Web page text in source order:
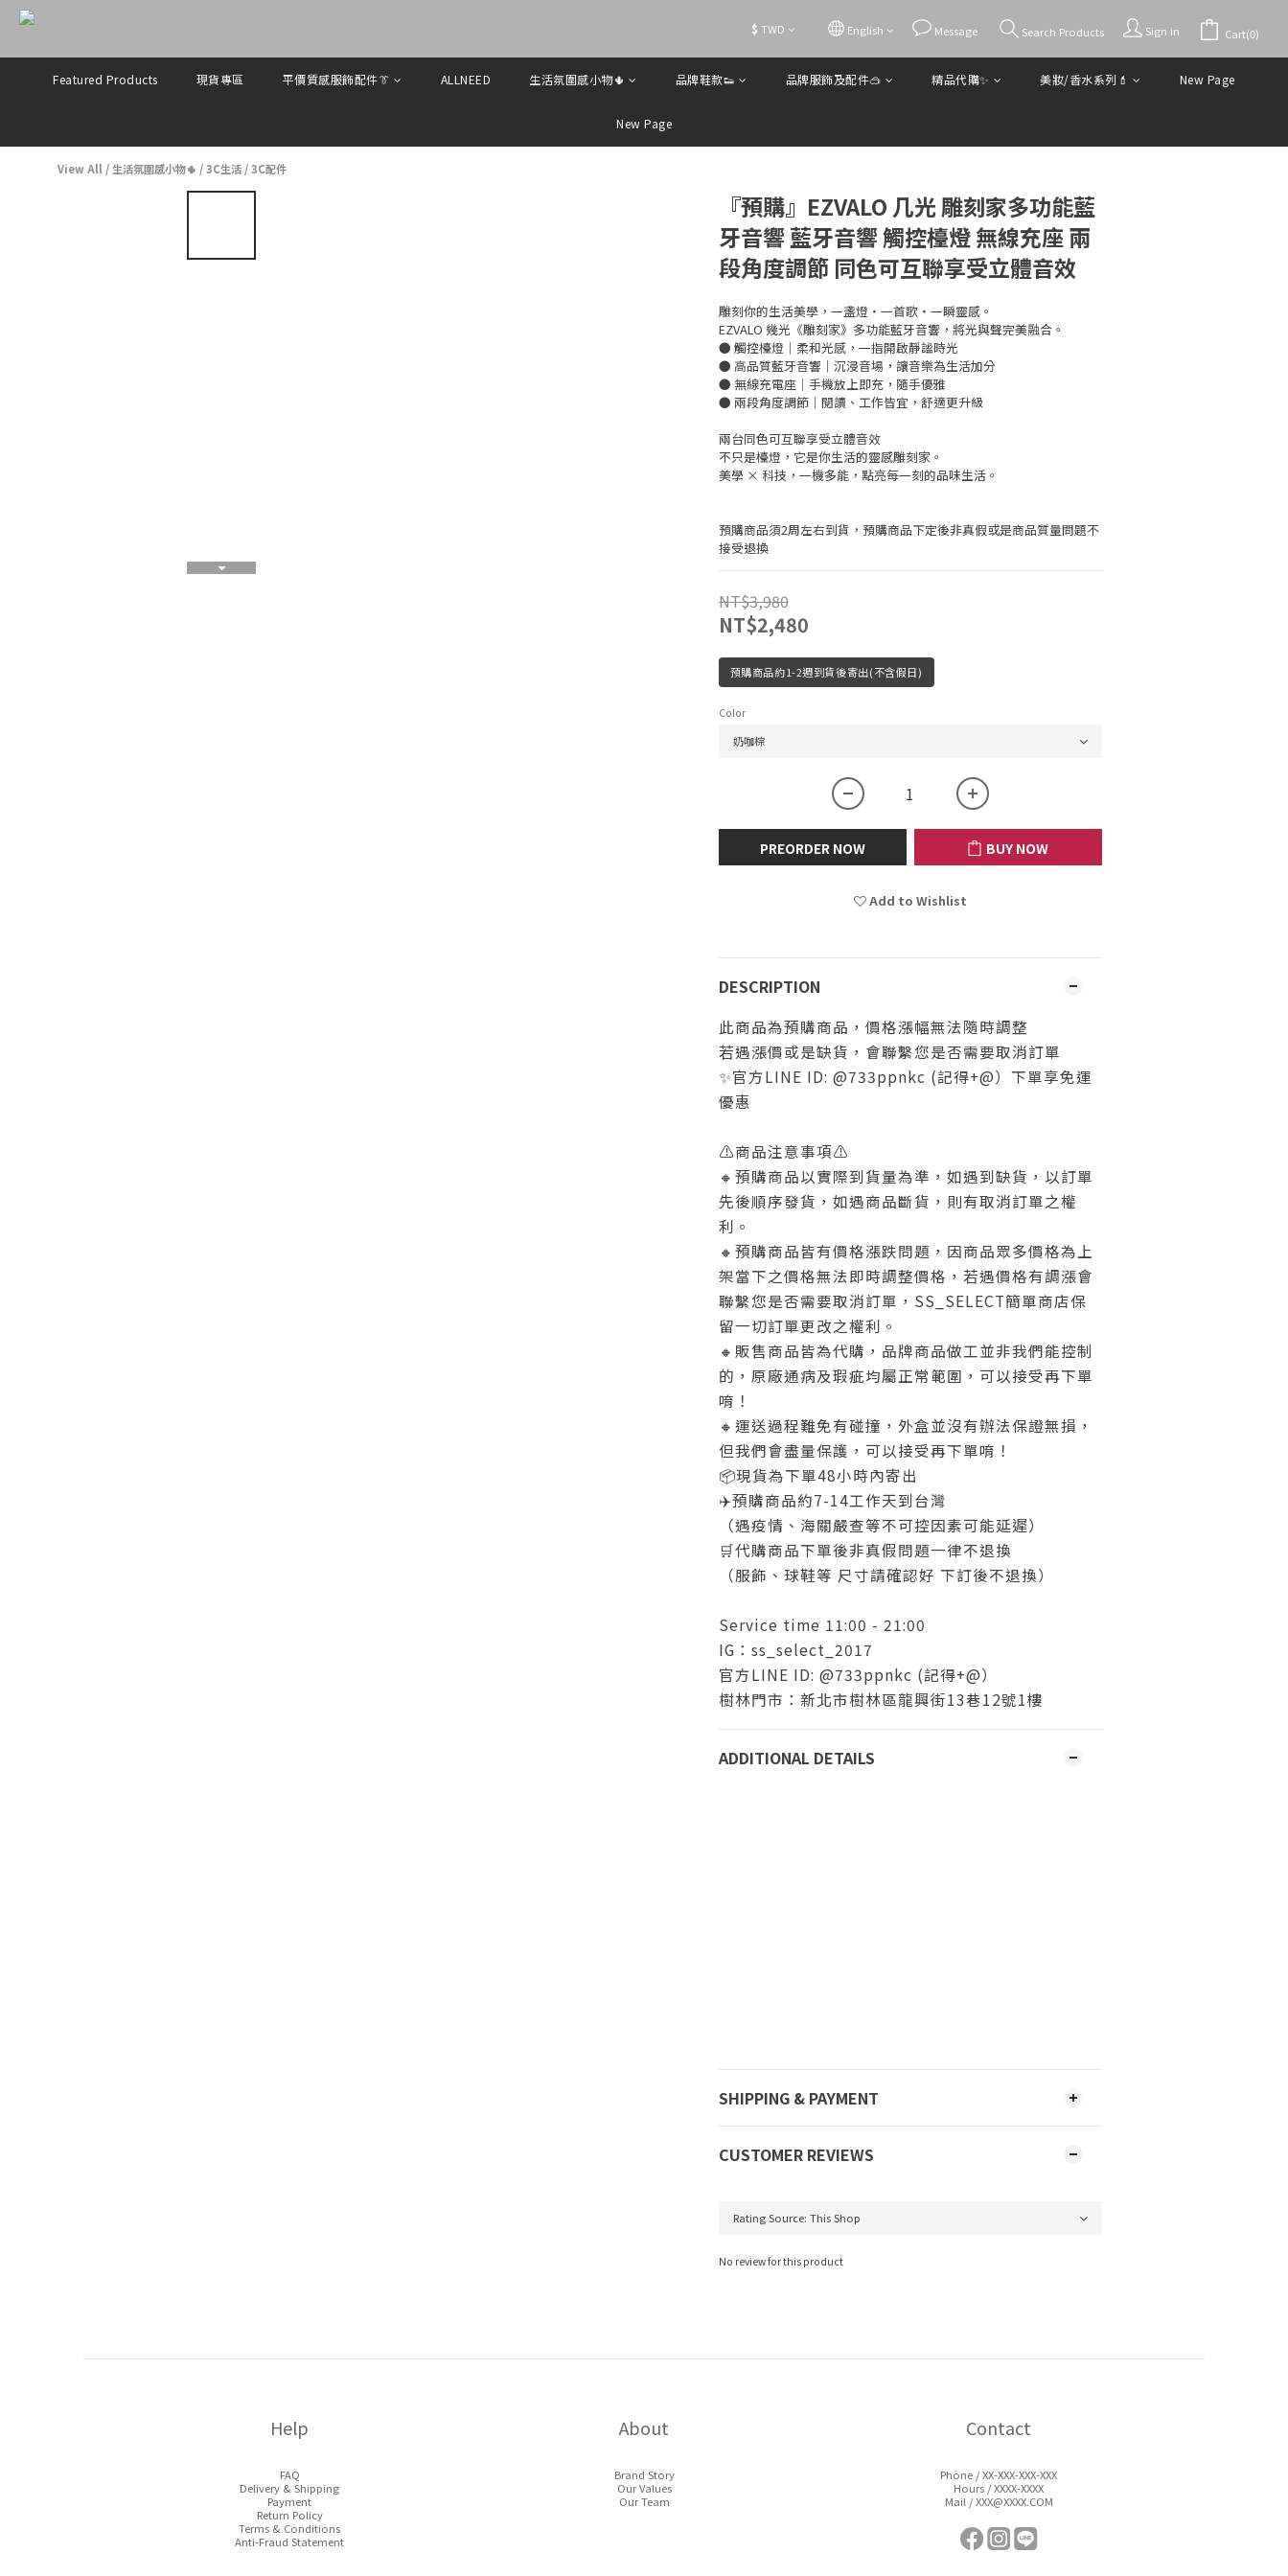
$ TWD English Message Search Products Sign in Cart(0)
Featured Products 現貨專區 平價質感服飾配件👔 ALLNEED 生活氛圍感小物🌵 品牌鞋款👟 品牌服飾及配件🥽 精品代購✨ 美妝/香水系列💄 New Page
New Page
View All /生活氛圍感小物🌵 /3C生活 /3C配件
『預購』EZVALO 几光 雕刻家多功能藍
牙音響 藍牙音響 觸控檯燈 無線充座 兩
段角度調節 同色可互聯享受立體音效
雕刻你的生活美學，一盞燈・一首歌・一瞬靈感。
EZVALO 幾光《雕刻家》多功能藍牙音響，將光與聲完美融合。
● 觸控檯燈｜柔和光感，一指開啟靜謐時光
● 高品質藍牙音響｜沉浸音場，讓音樂為生活加分
● 無線充電座｜手機放上即充，隨手優雅
● 兩段角度調節｜閱讀、工作皆宜，舒適更升級
兩台同色可互聯享受立體音效
不只是檯燈，它是你生活的靈感雕刻家。
美學 × 科技，一機多能，點亮每一刻的品味生活。
預購商品須2周左右到貨，預購商品下定後非真假或是商品質量問題不
接受退換
NT$3,980
NT$2,480
預購商品約1-2週到貨後寄出(不含假日)
Color
PREORDER NOW BUY NOW
Add to Wishlist
DESCRIPTION
此商品為預購商品，價格漲幅無法隨時調整
若遇漲價或是缺貨，會聯繫您是否需要取消訂單
✨官方LINE ID: @733ppnkc (記得+@）下單享免運
優惠
⚠️商品注意事項⚠️
🔸預購商品以實際到貨量為準，如遇到缺貨，以訂單
先後順序發貨，如遇商品斷貨，則有取消訂單之權
利。
🔸預購商品皆有價格漲跌問題，因商品眾多價格為上
架當下之價格無法即時調整價格，若遇價格有調漲會
聯繫您是否需要取消訂單，SS_SELECT簡單商店保
留一切訂單更改之權利。
🔸販售商品皆為代購，品牌商品做工並非我們能控制
的，原廠通病及瑕疵均屬正常範圍，可以接受再下單
唷！
🔸運送過程難免有碰撞，外盒並沒有辦法保證無損，
但我們會盡量保護，可以接受再下單唷！
📦現貨為下單48小時內寄出
✈️預購商品約7-14工作天到台灣
（遇疫情、海關嚴查等不可控因素可能延遲）
🛒代購商品下單後非真假問題一律不退換
（服飾、球鞋等 尺寸請確認好 下訂後不退換）
Service time 11:00 - 21:00
IG：ss_select_2017
官方LINE ID: @733ppnkc (記得+@）
樹林門市：新北市樹林區龍興街13巷12號1樓
ADDITIONAL DETAILS
SHIPPING & PAYMENT
CUSTOMER REVIEWS
No review for this product
BUY NOW
Help
FAQ
Delivery & Shipping
Payment
Return Policy
Terms & Conditions
Anti-Fraud Statement
About
Brand Story
Our Values
Our Team
Contact
Phone / XX-XXX-XXX-XXX
Hours / XXXX-XXXX
Mail / XXX@XXXX.COM